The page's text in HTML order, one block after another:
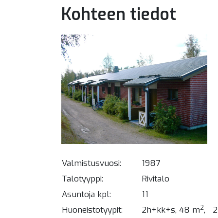
Kohteen tiedot
Valmistusvuosi:
1987
Talotyyppi:
Rivitalo
Asuntoja kpl:
11
Huoneistotyypit:
2h+kk+s, 48 m2,